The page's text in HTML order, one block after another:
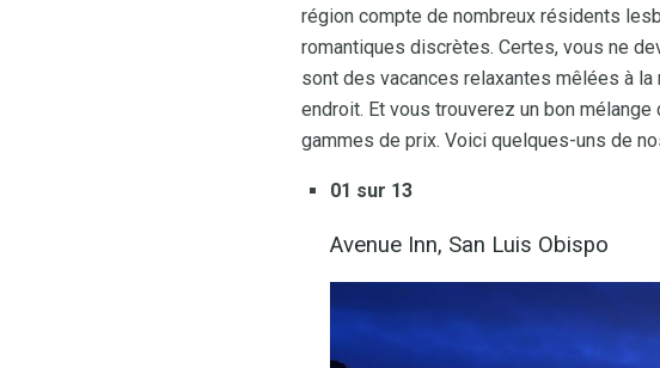
région compte de nombreux résidents
romantiques discrètes. Certes, vous ne
sont des vacances relaxantes mêlées à
endroit. Et vous trouverez un bon
gammes de prix. Voici quelques-uns de
01 sur 13
Avenue Inn, San Luis Obispo